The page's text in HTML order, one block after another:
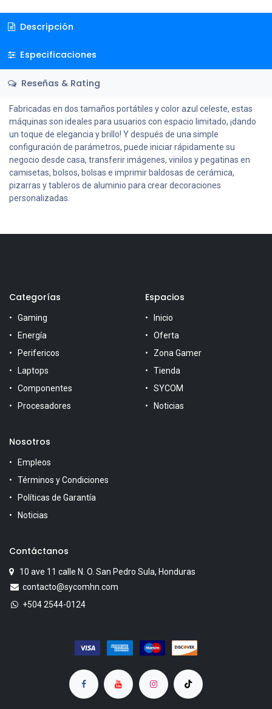
Descripción
Especificaciones
Reseñas & Rating
Fabricadas en dos tamaños portátiles y color azul celeste, estas
máquinas son ideales para usuarios con espacio limitado, ¡dando
un toque de elegancia y brillo! Y después de una simple
configuración de parámetros, puede iniciar rápidamente su
negocio desde casa, transferir imágenes, vinilos y pegatinas en
camisetas, bolsos, bolsas e imprimir baldosas de cerámica,
pizarras y tableros de aluminio para crear decoraciones
personalizadas.
Categorías
Gaming
Energía
Perifericos
Laptops
Componentes
Procesadores
Espacios
Inicio
Oferta
Zona Gamer
Tienda
SYCOM
Noticias
Nosotros
Empleos
Términos y Condiciones
Políticas de Garantía
Noticias
Contáctanos
10 ave 11 calle N. O. San Pedro Sula, Honduras
contacto@sycomhn.com
+504 2544-0124